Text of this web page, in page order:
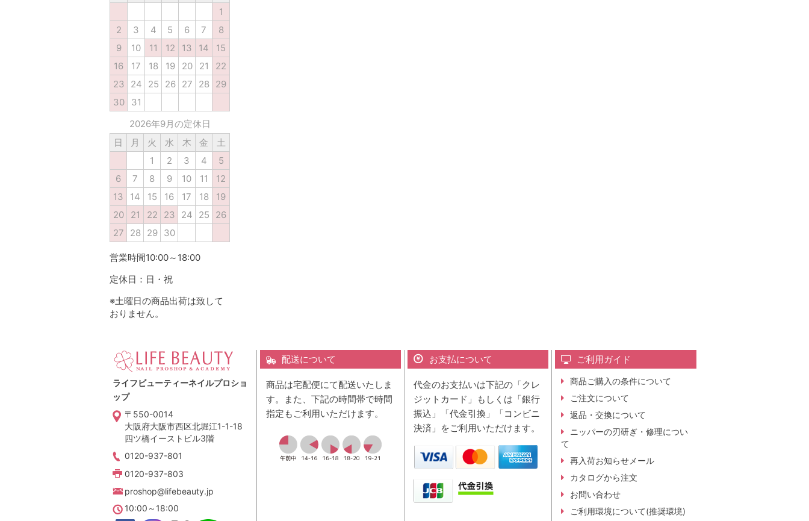
1
2
3 4 5 6 7
8
9
10 11 12 13 14
15
16
17 18 19 20 21
22
23
24 25 26 27 28
29
30
31
2026年9月の定休日
日
月 火 水 木 金
土
1
2 3 4
5
6
7 8 9 10 11
12
13
14 15 16 17 18
19
20
21 22 23 24 25
26
27
28 29 30
営業時間10:00～18:00
定休日：日・祝
※土曜日の商品出荷は致して
おりません。
ライフビューティーネイルプロショ
ップ
〒550-0014
大阪府大阪市西区北堀江1-1-18
四ツ橋イーストビル3階
0120-937-801
0120-937-803
proshop@lifebeauty.jp
10:00～18:00
配送について
商品は宅配便にて配送いたしま
す。また、下記の時間帯で時間
指定もご利用いただけます。
お支払について
代金のお支払いは下記の「クレ
ジットカード」もしくは「銀行
振込」「代金引換」「コンビニ
決済」をご利用いただけます。
ご利用ガイド
商品ご購入の条件について
ご注文について
返品・交換について
ニッパーの刃研ぎ・修理につい
て
再入荷お知らせメール
カタログから注文
お問い合わせ
ご利用環境について(推奨環境)